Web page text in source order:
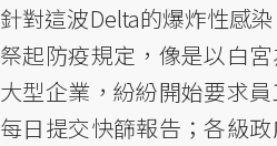
針對這波Delta的爆炸性感
祭起防疫規定，像是以白
大型企業，紛紛開始要求
每日提交快篩報告；各級